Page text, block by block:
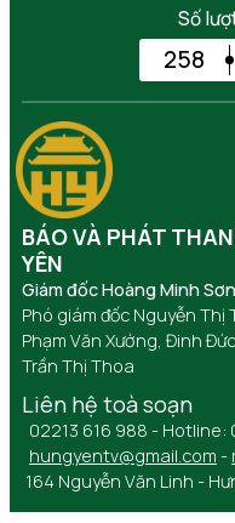
Số
258
BÁO VÀ PHÁT
YÊN
Giám đốc Hoàng Minh Sơn
Phó giám đốc Nguyễn Thị
Phạm Văn Xướng, Đinh
Trần Thị Thoa
Liên hệ toà soạn
02213 616 988 - Hotline:
hungyentv@gmail.com -
164 Nguyễn Văn Linh -